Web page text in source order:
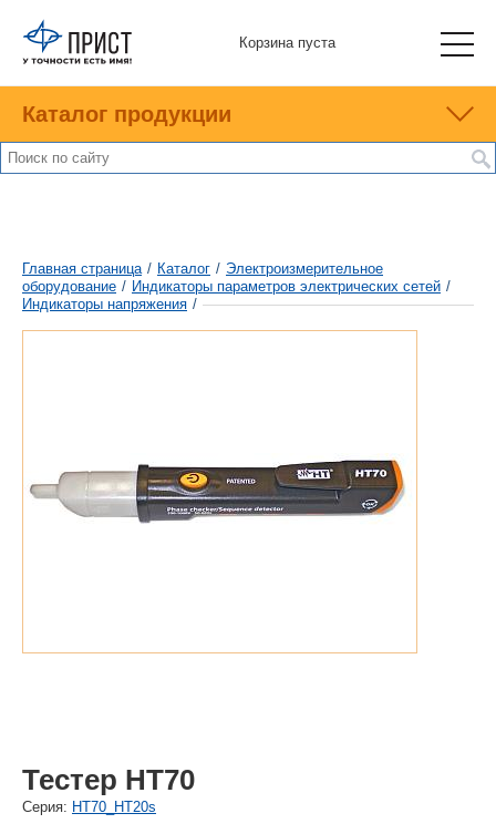
Корзина пуста
Каталог продукции
Главная страница / Каталог / Электроизмерительное
оборудование / Индикаторы параметров электрических сетей /
Индикаторы напряжения /
Тестер HT70
Cерия: HT70_HT20s